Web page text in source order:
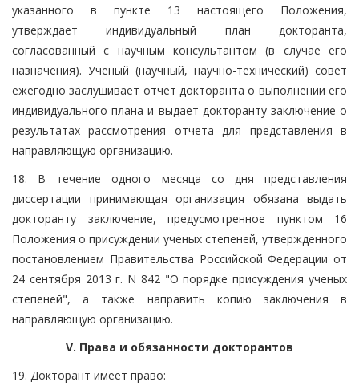
указанного в пункте 13 настоящего Положения,
утверждает индивидуальный план докторанта,
согласованный с научным консультантом (в случае его
назначения). Ученый (научный, научно-технический) совет
ежегодно заслушивает отчет докторанта о выполнении его
индивидуального плана и выдает докторанту заключение о
результатах рассмотрения отчета для представления в
направляющую организацию.
18. В течение одного месяца со дня представления
диссертации принимающая организация обязана выдать
докторанту заключение, предусмотренное пунктом 16
Положения о присуждении ученых степеней, утвержденного
постановлением Правительства Российской Федерации от
24 сентября 2013 г. N 842 "О порядке присуждения ученых
степеней", а также направить копию заключения в
направляющую организацию.
V. Права и обязанности докторантов
19. Докторант имеет право: